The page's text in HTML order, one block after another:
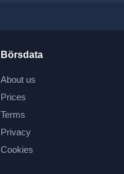
Börsdata
About us
Prices
Terms
Privacy
Cookies